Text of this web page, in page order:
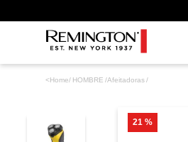
HOMBRE Afeitadoras
21 %